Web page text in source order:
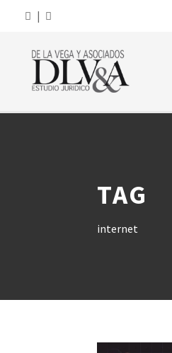
|
TAG
internet